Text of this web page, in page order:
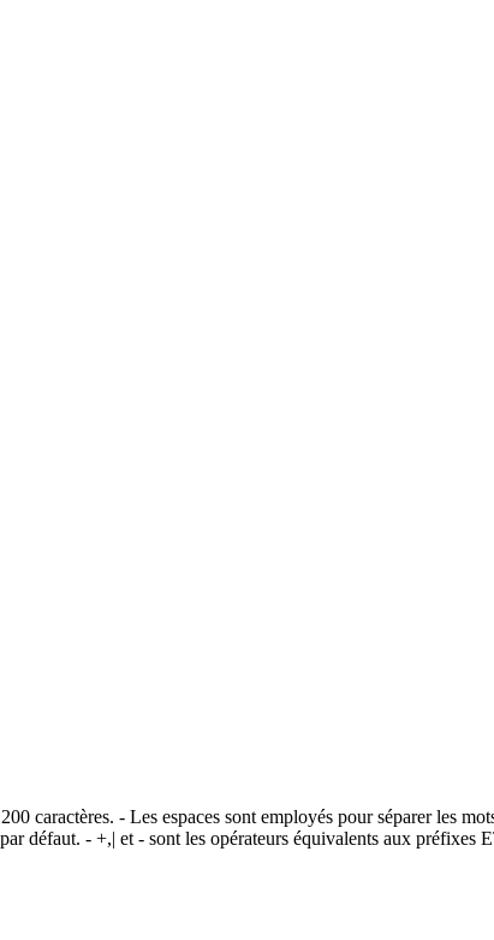
caractères. - Les espaces sont employés pour séparer les
défaut. - +,| et - sont les opérateurs équivalents aux préfixes